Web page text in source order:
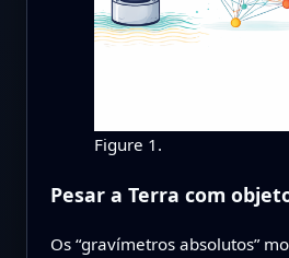
Figure 1.
Pesar a Terra com
Os “gravímetros absolutos”